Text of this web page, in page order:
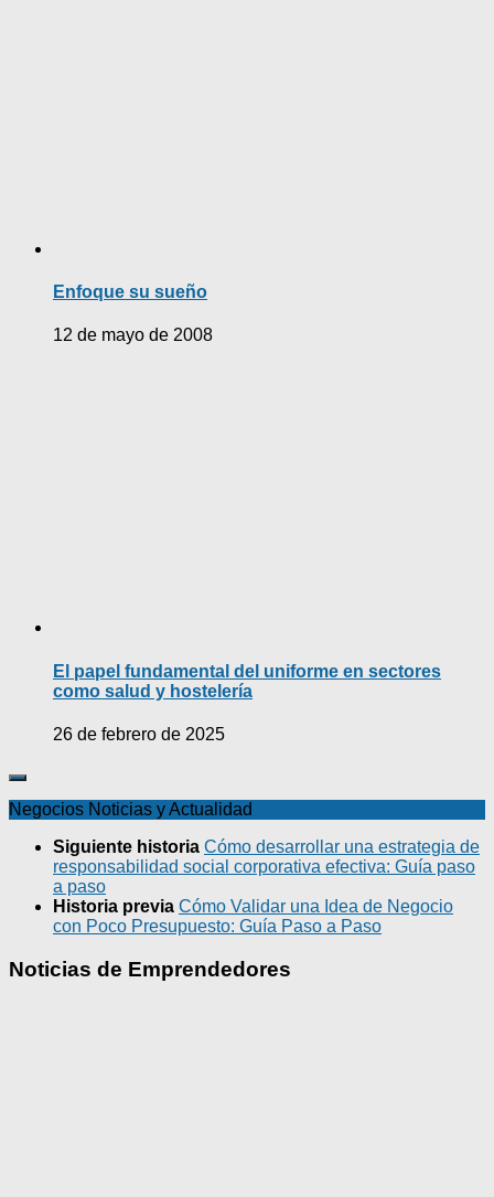
Enfoque su sueño
12 de mayo de 2008
El papel fundamental del uniforme en sectores
como salud y hostelería
26 de febrero de 2025
Negocios Noticias y Actualidad
Siguiente historia Cómo desarrollar una estrategia de
responsabilidad social corporativa efectiva: Guía paso
a paso
Historia previa Cómo Validar una Idea de Negocio
con Poco Presupuesto: Guía Paso a Paso
Noticias de Emprendedores